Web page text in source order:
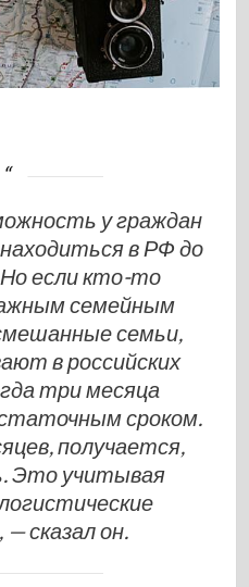
у граждан
в РФ до
если кто-то
семейным
семьи,
в российских
три месяца
сроком.
получается,
Это учитывая
сказал он.